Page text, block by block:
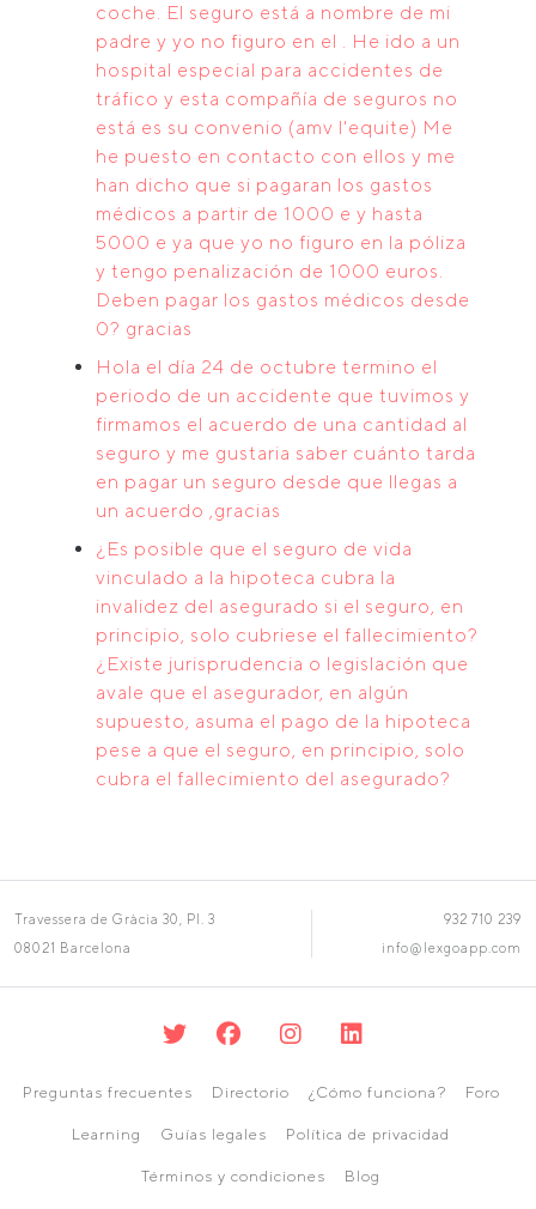
coche. El seguro está a nombre de mi
padre y yo no figuro en el . He ido a un
hospital especial para accidentes de
tráfico y esta compañía de seguros no
está es su convenio (amv l'equite) Me
he puesto en contacto con ellos y me
han dicho que si pagaran los gastos
médicos a partir de 1000 e y hasta
5000 e ya que yo no figuro en la póliza
y tengo penalización de 1000 euros.
Deben pagar los gastos médicos desde
0? gracias
Hola el día 24 de octubre termino el
periodo de un accidente que tuvimos y
firmamos el acuerdo de una cantidad al
seguro y me gustaria saber cuánto tarda
en pagar un seguro desde que llegas a
un acuerdo ,gracias
¿Es posible que el seguro de vida
vinculado a la hipoteca cubra la
invalidez del asegurado si el seguro, en
principio, solo cubriese el fallecimiento?
¿Existe jurisprudencia o legislación que
avale que el asegurador, en algún
supuesto, asuma el pago de la hipoteca
pese a que el seguro, en principio, solo
cubra el fallecimiento del asegurado?
Travessera de Gràcia 30, Pl. 3
08021 Barcelona
932 710 239
info@lexgoapp.com
Preguntas frecuentes Directorio ¿Cómo funciona? Foro
Learning Guías legales Política de privacidad
Términos y condiciones Blog